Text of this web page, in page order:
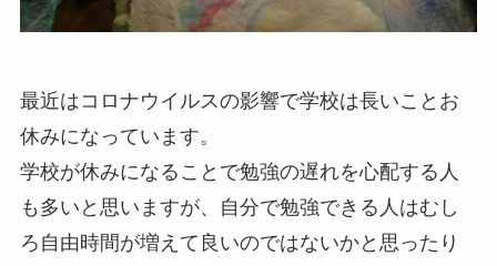
最近はコロナウイルスの影響で学校は長いことお
休みになっています。
学校が休みになることで勉強の遅れを心配する人
も多いと思いますが、自分で勉強できる人はむし
ろ自由時間が増えて良いのではないかと思ったり